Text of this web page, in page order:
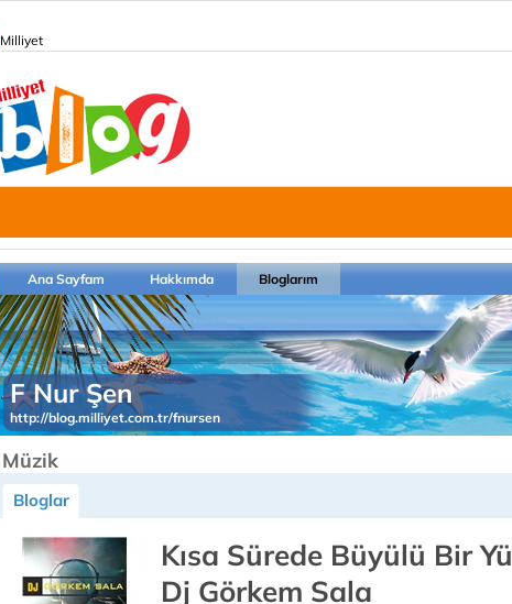
Milliyet
Ana Sayfam Hakkımda Bloglarım
F Nur Şen
http://blog.milliyet.com.tr/fnursen
Müzik
Bloglar
Kısa Sürede Büyülü Bir
Dj Görkem Sala